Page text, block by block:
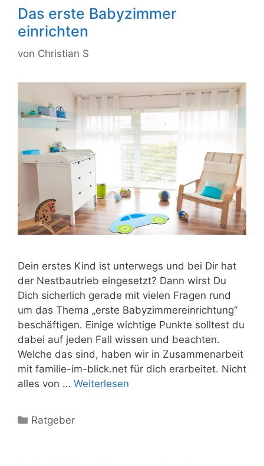
Das erste Babyzimmer
einrichten
von Christian S
Dein erstes Kind ist unterwegs und bei Dir hat
der Nestbautrieb eingesetzt? Dann wirst Du
Dich sicherlich gerade mit vielen Fragen rund
um das Thema „erste Babyzimmereinrichtung“
beschäftigen. Einige wichtige Punkte solltest du
dabei auf jeden Fall wissen und beachten.
Welche das sind, haben wir in Zusammenarbeit
mit familie-im-blick.net für dich erarbeitet. Nicht
alles von … Weiterlesen
Kategorien
Ratgeber